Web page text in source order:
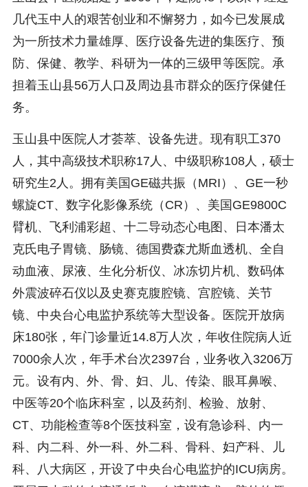
几代玉中人的艰苦创业和不懈努力，如今已发展成
为一所技术力量雄厚、医疗设备先进的集医疗、预
防、保健、教学、科研为一体的三级甲等医院。承
担着玉山县56万人口及周边县市群众的医疗保健任
务。
玉山县中医院人才荟萃、设备先进。现有职工370
人，其中高级技术职称17人、中级职称108人，硕士
研究生2人。拥有美国GE磁共振（MRI）、GE一秒
螺旋CT、数字化影像系统（CR）、美国GE9800C
臂机、飞利浦彩超、十二导动态心电图、日本潘太
克氏电子胃镜、肠镜、德国费森尤斯血透机、全自
动血液、尿液、生化分析仪、冰冻切片机、数码体
外震波碎石仪以及史赛克腹腔镜、宫腔镜、关节
镜、中央台心电监护系统等大型设备。医院开放病
床180张，年门诊量近14.8万人次，年收住院病人近
7000余人次，年手术台次2397台，业务收入3206万
元。设有内、外、骨、妇、儿、传染、眼耳鼻喉、
中医等20个临床科室，以及药剂、检验、放射、
CT、功能检查等8个医技科室，设有急诊科、内一
科、内二科、外一科、外二科、骨科、妇产科、儿
科、八大病区，开设了中央台心电监护的ICU病房。